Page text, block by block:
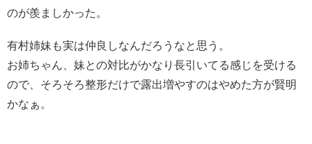
のが羨ましかった。
有村姉妹も実は仲良しなんだろうなと思う。
お姉ちゃん、妹との対比がかなり長引いてる感じを受ける
ので、そろそろ整形だけで露出増やすのはやめた方が賢明
かなぁ。